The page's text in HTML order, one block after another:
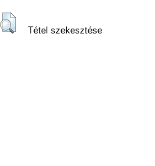
Tétel szekesztése